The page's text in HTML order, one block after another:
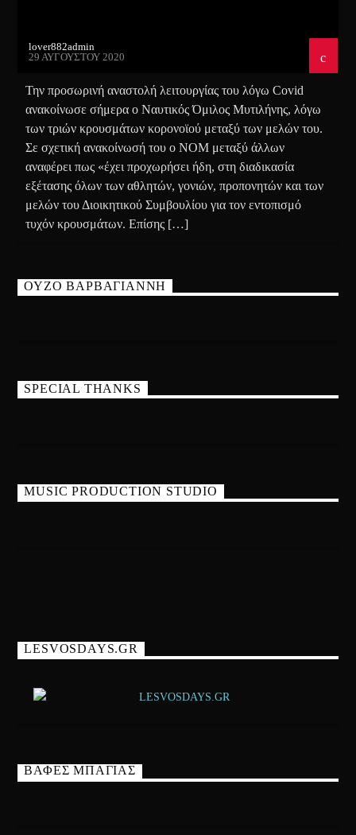
lover882admin
29 ΑΥΓΟΎΣΤΟΥ 2020
Την προσωρινή αναστολή λειτουργίας του λόγω Covid
ανακοίνωσε σήμερα ο Ναυτικός Όμιλος Μυτιλήνης, λόγω
των τριών κρουσμάτων κορονοϊού μεταξύ των μελών του.
Σε σχετική ανακοίνωσή του ο ΝΟΜ μεταξύ άλλων
αναφέρει πως «έχει προχωρήσει ήδη, στη διαδικασία
εξέτασης όλων των αθλητών, γονιών, προπονητών και των
μελών του Διοικητικού Συμβουλίου για τον εντοπισμό
τυχόν κρουσμάτων. Επίσης […]
ΟΥΖΟ ΒΑΡΒΑΓΙΑΝΝΗ
SPECIAL THANKS
MUSIC PRODUCTION STUDIO
LESVOSDAYS.GR
ΒΑΦΕΣ ΜΠΑΓΙΑΣ